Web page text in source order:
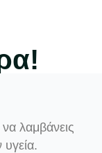
λαμβάνεις